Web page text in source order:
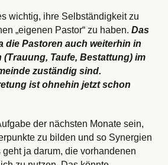
wichtig, ihre Selbständigkeit zu
„eigenen Pastor“ zu haben. Das
die Pastoren auch weiterhin in
Taufe, Bestattung) im
zuständig sind.
ist ohnehin jetzt schon
der nächsten Monate sein,
zu bilden und so Synergien
ja darum, die vorhandenen